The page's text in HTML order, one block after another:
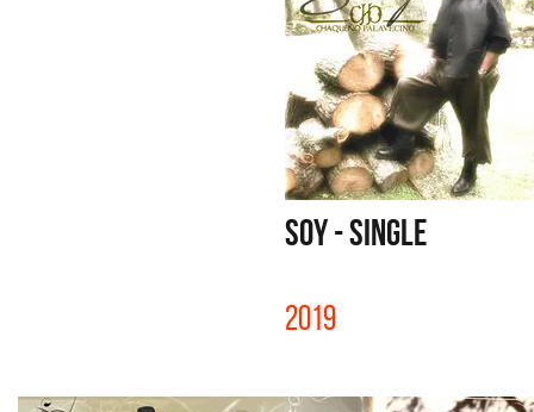
SOY - SINGLE
2019